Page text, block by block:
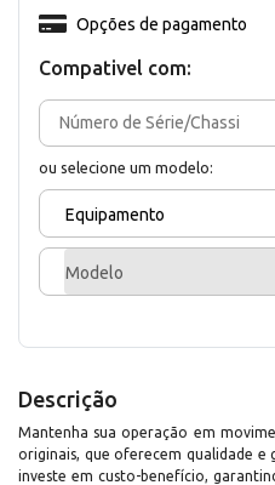
Compativel com:
ou selecione um modelo:
Equipamento
Modelo
Opções de pagamento
Descrição
Mantenha sua operação em
originais, que oferecem qualidade
investe em custo-benefício,